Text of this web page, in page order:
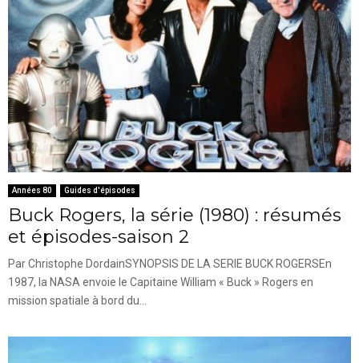
Années 80 Guides d'épisodes
Buck Rogers, la série (1980) : résumés
et épisodes-saison 2
Par Christophe DordainSYNOPSIS DE LA SERIE BUCK ROGERSEn
1987, la NASA envoie le Capitaine William « Buck » Rogers en
mission spatiale à bord du...